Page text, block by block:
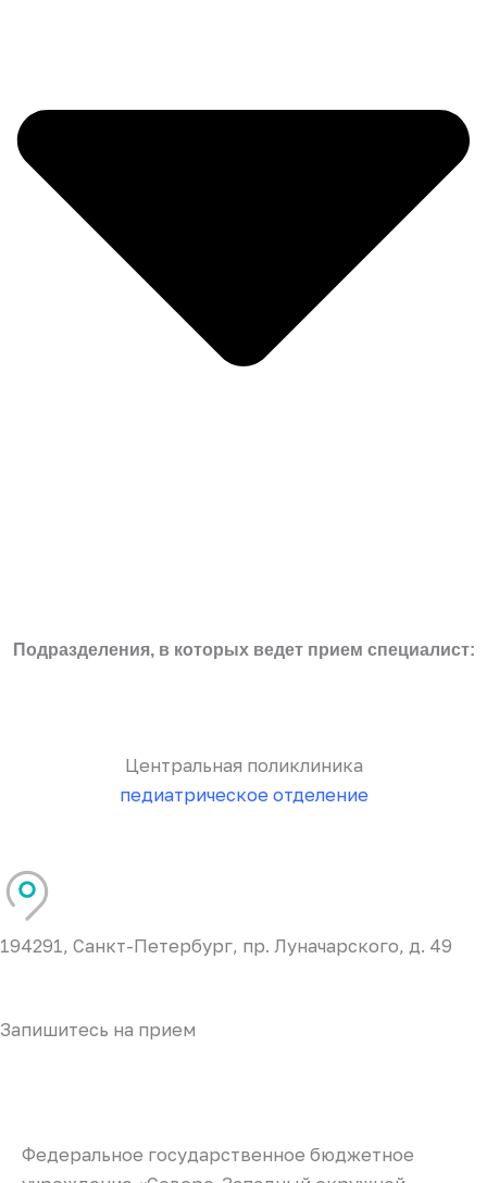
Подразделения, в которых ведет прием специалист:
Центральная поликлиника
педиатрическое отделение
194291, Санкт-Петербург, пр. Луначарского, д. 49
Запишитесь на прием
Федеральное государственное бюджетное